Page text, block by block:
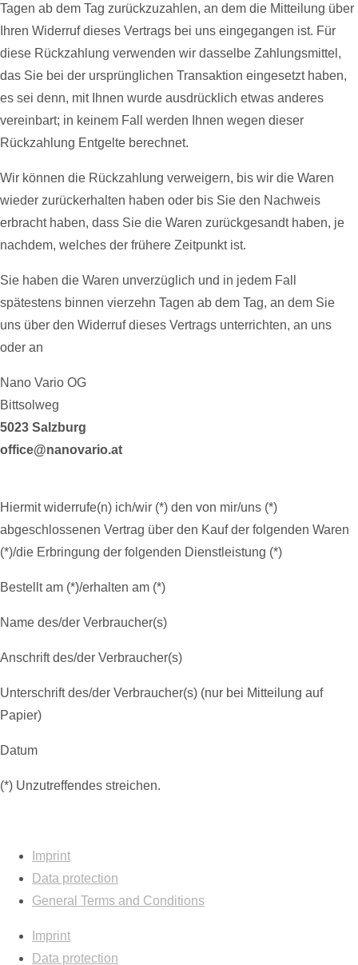
Tagen ab dem Tag zurückzuzahlen, an dem die Mitteilung über
Ihren Widerruf dieses Vertrags bei uns eingegangen ist. Für
diese Rückzahlung verwenden wir dasselbe Zahlungsmittel,
das Sie bei der ursprünglichen Transaktion eingesetzt haben,
es sei denn, mit Ihnen wurde ausdrücklich etwas anderes
vereinbart; in keinem Fall werden Ihnen wegen dieser
Rückzahlung Entgelte berechnet.
Wir können die Rückzahlung verweigern, bis wir die Waren
wieder zurückerhalten haben oder bis Sie den Nachweis
erbracht haben, dass Sie die Waren zurückgesandt haben, je
nachdem, welches der frühere Zeitpunkt ist.
Sie haben die Waren unverzüglich und in jedem Fall
spätestens binnen vierzehn Tagen ab dem Tag, an dem Sie
uns über den Widerruf dieses Vertrags unterrichten, an uns
oder an
Nano Vario OG
Bittsolweg
5023 Salzburg
office@nanovario.at
Hiermit widerrufe(n) ich/wir (*) den von mir/uns (*)
abgeschlossenen Vertrag über den Kauf der folgenden Waren
(*)/die Erbringung der folgenden Dienstleistung (*)
Bestellt am (*)/erhalten am (*)
Name des/der Verbraucher(s)
Anschrift des/der Verbraucher(s)
Unterschrift des/der Verbraucher(s) (nur bei Mitteilung auf
Papier)
Datum
(*) Unzutreffendes streichen.
Imprint
Data protection
General Terms and Conditions
Imprint
Data protection